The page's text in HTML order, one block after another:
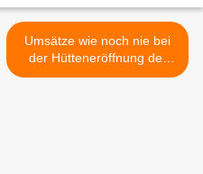
Umsätze wie noch nie bei
der Hütteneröffnung der
Naturfreunde am 1. Mai